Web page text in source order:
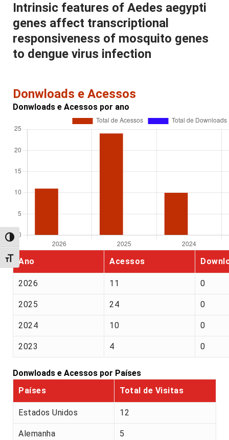
Alternar alto contraste
Alternar tamanho da fonte
Intrinsic features of Aedes aegypti
genes affect transcriptional
responsiveness of mosquito genes
to dengue virus infection
Donwloads e Acessos
Donwloads e Acessos por ano
Ano Acessos
2026 11 0
2025 24 0
2024 10 0
2023 4 0
Donwloads e Acessos por Países
Países
Total de Visitas
Estados Unidos 12
Alemanha 5